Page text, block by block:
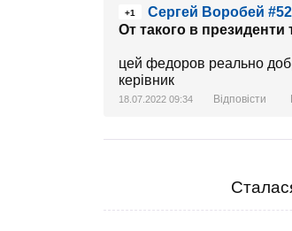
+1
Сергей Воробей
От такого в президенти
цей федоров реально
керівник
18.07.2022 09:34 Відповісти